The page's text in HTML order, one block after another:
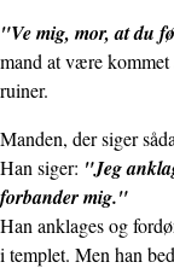
"Ve mig, mor, at du
mand at være
ruiner.
Manden, der siger
Han siger: "Jeg
forbander mig."
Han anklages og
i templet. Men han